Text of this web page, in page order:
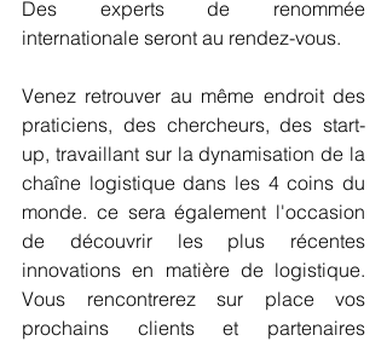
Des experts de renommée
internationale seront au rendez-vous.
Venez retrouver au même endroit des
praticiens, des chercheurs, des start-
up, travaillant sur la dynamisation de la
chaîne logistique dans les 4 coins du
monde. ce sera également l'occasion
de découvrir les plus récentes
innovations en matière de logistique.
Vous rencontrerez sur place vos
prochains clients et partenaires